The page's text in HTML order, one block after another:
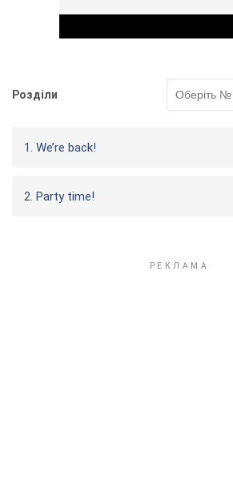
Розділи
1. We’re back!
2. Party time!